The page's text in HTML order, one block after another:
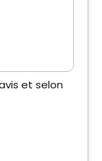
et selon